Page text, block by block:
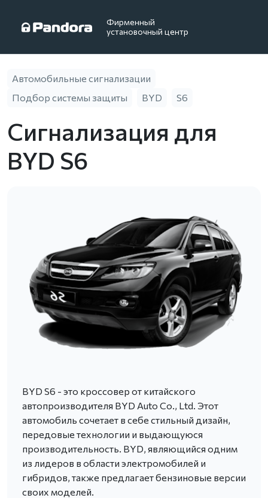
Фирменный
установочный центр
Автомобильные сигнализации
Подбор системы защиты
BYD S6
Сигнализация для
BYD S6
BYD S6 - это кроссовер от китайского
автопроизводителя BYD Auto Co., Ltd. Этот
автомобиль сочетает в себе стильный дизайн,
передовые технологии и выдающуюся
производительность. BYD, являющийся одним
из лидеров в области электромобилей и
гибридов, также предлагает бензиновые версии
своих моделей.